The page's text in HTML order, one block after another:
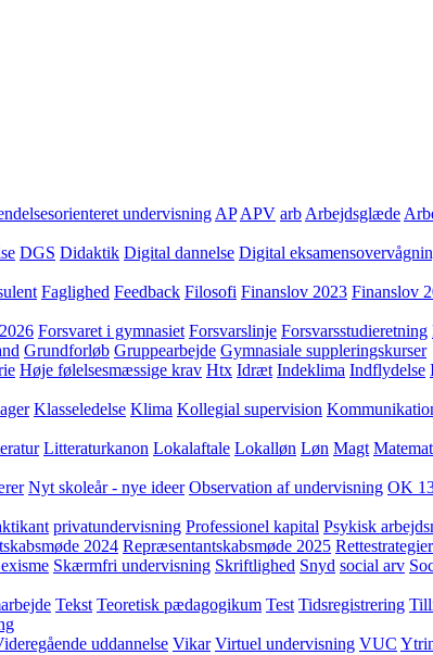
undervisning AP APV arb Arbejdsglæde
DGS Didaktik Digital dannelse Digital
Faglighed Feedback Filosofi Finanslov 2023 Finanslov
Forsvaret i gymnasiet Forsvarslinje Forsvarsstudieretning
Grundforløb Gruppearbejde Gymnasiale suppleringskurser
Høje følelsesmæssige krav Htx Idræt Indeklima Indflydelse
Klasseledelse Klima Kollegial supervision
Litteraturkanon Lokalaftale Lokalløn Løn Magt
Nyt skoleår - nye ideer Observation af undervisning OK
privatundervisning Professionel kapital Psykisk
2024 Repræsentantskabsmøde 2025 Rettestrategier
Skærmfri undervisning Skriftlighed Snyd social arv
Tekst Teoretisk pædagogikum Test Tidsregistrering
uddannelse Vikar Virtuel undervisning VUC